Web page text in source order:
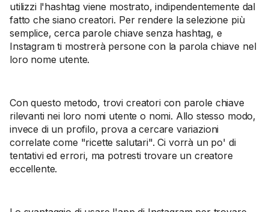
utilizzi l'hashtag viene mostrato, indipendentemente dal
fatto che siano creatori. Per rendere la selezione più
semplice, cerca parole chiave senza hashtag, e
Instagram ti mostrerà persone con la parola chiave nel
loro nome utente.
Con questo metodo, trovi creatori con parole chiave
rilevanti nei loro nomi utente o nomi. Allo stesso modo,
invece di un profilo, prova a cercare variazioni
correlate come "ricette salutari". Ci vorrà un po' di
tentativi ed errori, ma potresti trovare un creatore
eccellente.